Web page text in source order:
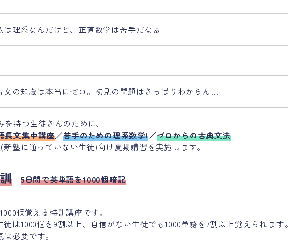
は理系なんだけど、正直数学は苦手だなぁ
文の知識は本当にゼロ。初見の問題はさっぱりわからん…
を持つ生徒さんのために、
長文集中講座／苦手のための理系数学I／ゼロからの古典文法
新塾に通っていない生徒)向け夏期講習を実施します。
5日間で英単語を1000個暗記
個覚える特訓講座です。
は1000個を9割以上、自信がない生徒でも1000単語を7割以上覚えられます。
必要です。